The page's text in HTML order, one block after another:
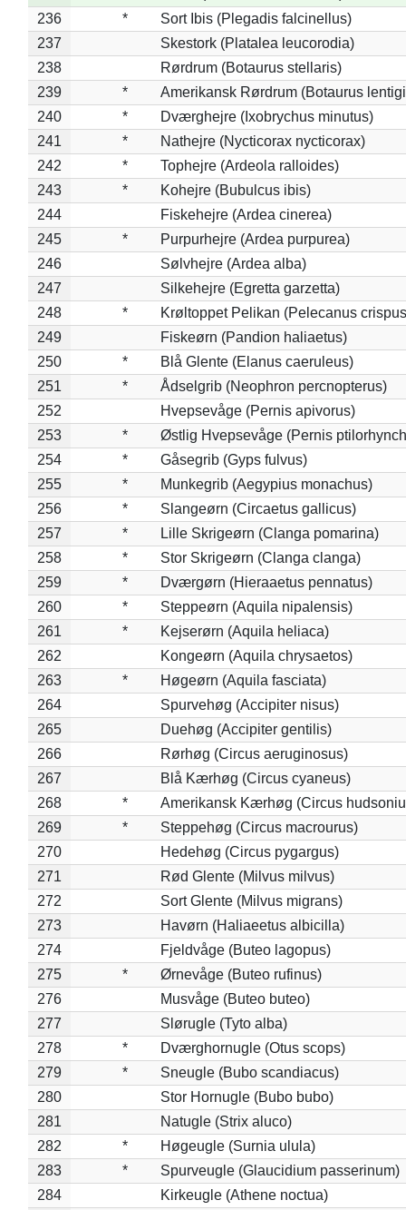
236
*
Sort Ibis (Plegadis falcinellus)
237
Skestork (Platalea leucorodia)
238
Rørdrum (Botaurus stellaris)
239
*
Amerikansk Rørdrum (Botaurus
240
*
Dværghejre (Ixobrychus minutus)
241
*
Nathejre (Nycticorax nycticorax)
242
*
Tophejre (Ardeola ralloides)
243
*
Kohejre (Bubulcus ibis)
244
Fiskehejre (Ardea cinerea)
245
*
Purpurhejre (Ardea purpurea)
246
Sølvhejre (Ardea alba)
247
Silkehejre (Egretta garzetta)
248
*
Krøltoppet Pelikan (Pelecanus
249
Fiskeørn (Pandion haliaetus)
250
*
Blå Glente (Elanus caeruleus)
251
*
Ådselgrib (Neophron percnopterus)
252
Hvepsevåge (Pernis apivorus)
253
*
Østlig Hvepsevåge (Pernis
254
*
Gåsegrib (Gyps fulvus)
255
*
Munkegrib (Aegypius monachus)
256
*
Slangeørn (Circaetus gallicus)
257
*
Lille Skrigeørn (Clanga pomarina)
258
*
Stor Skrigeørn (Clanga clanga)
259
*
Dværgørn (Hieraaetus pennatus)
260
*
Steppeørn (Aquila nipalensis)
261
*
Kejserørn (Aquila heliaca)
262
Kongeørn (Aquila chrysaetos)
263
*
Høgeørn (Aquila fasciata)
264
Spurvehøg (Accipiter nisus)
265
Duehøg (Accipiter gentilis)
266
Rørhøg (Circus aeruginosus)
267
Blå Kærhøg (Circus cyaneus)
268
*
Amerikansk Kærhøg (Circus
269
*
Steppehøg (Circus macrourus)
270
Hedehøg (Circus pygargus)
271
Rød Glente (Milvus milvus)
272
Sort Glente (Milvus migrans)
273
Havørn (Haliaeetus albicilla)
274
Fjeldvåge (Buteo lagopus)
275
*
Ørnevåge (Buteo rufinus)
276
Musvåge (Buteo buteo)
277
Slørugle (Tyto alba)
278
*
Dværghornugle (Otus scops)
279
*
Sneugle (Bubo scandiacus)
280
Stor Hornugle (Bubo bubo)
281
Natugle (Strix aluco)
282
*
Høgeugle (Surnia ulula)
283
*
Spurveugle (Glaucidium passerinum)
284
Kirkeugle (Athene noctua)